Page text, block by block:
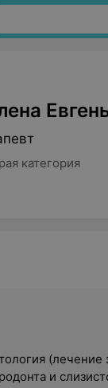
категория
(лечение
и